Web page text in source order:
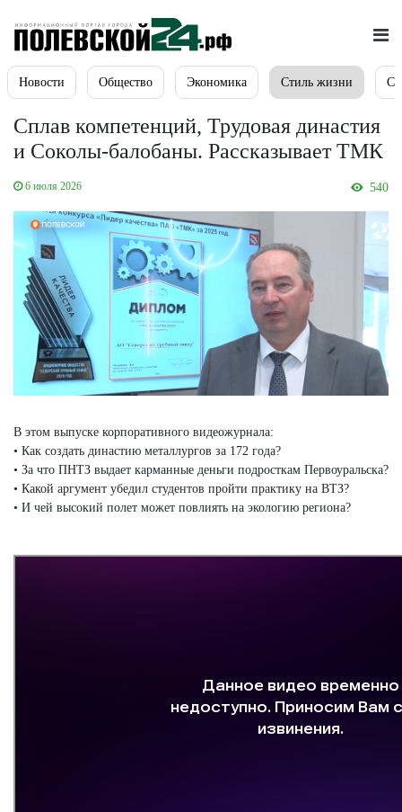
Новости Общество Экономика Стиль жизни
Сплав компетенций, Трудовая династия
и Соколы-балобаны. Рассказывает ТМК
6 июля 2026 540
В этом выпуске корпоративного видеожурнала:
• Как создать династию металлургов за 172 года?
• За что ПНТЗ выдает карманные деньги подросткам Первоуральска?
• Какой аргумент убедил студентов пройти практику на ВТЗ?
• И чей высокий полет может повлиять на экологию региона?